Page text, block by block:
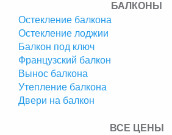
БАЛКОНЫ
Остекление балкона
Остекление лоджии
Балкон под ключ
Французский балкон
Вынос балкона
Утепление балкона
Двери на балкон
ВСЕ ЦЕНЫ